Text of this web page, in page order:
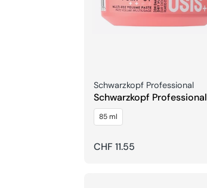
Verkäufer:
Schwarzkopf Professional
Schwarzkopf Professional
OSIS+ Pump Up Paste
85 ml
Regulärer
CHF 11.55